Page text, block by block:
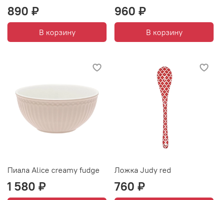
890 ₽
В корзину
960 ₽
В корзину
Пиала Alice creamy fudge
1 580 ₽
Ложка Judy red
760 ₽